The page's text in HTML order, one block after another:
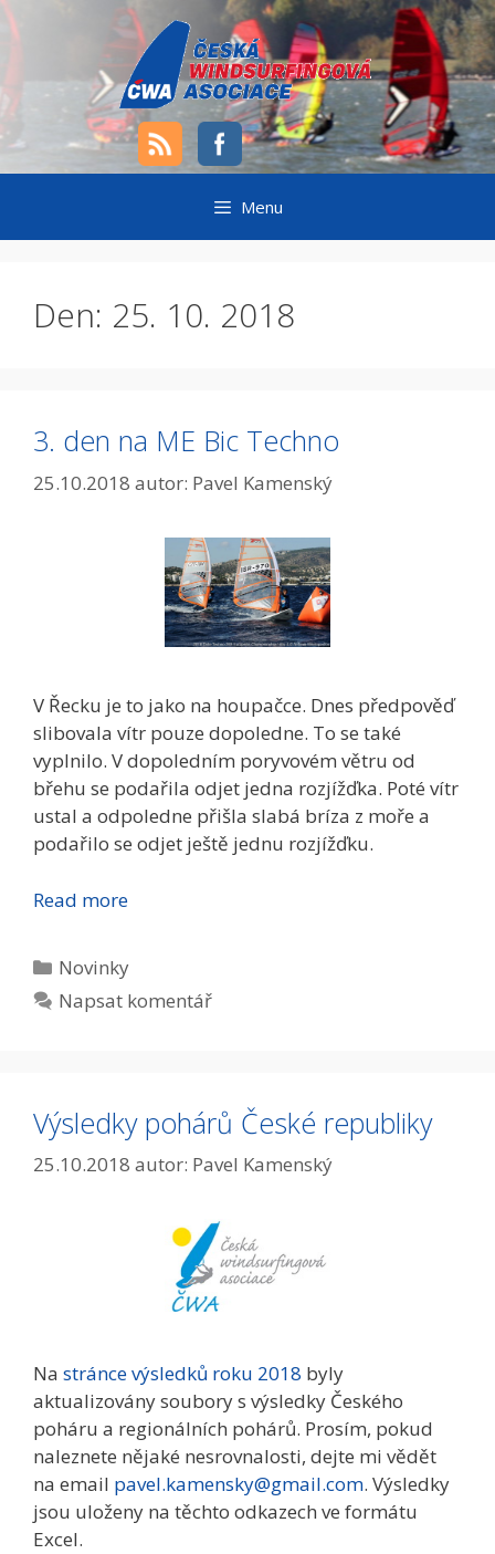
Přeskočit
na
Menu
Den: 25. 10. 2018
3. den na ME Bic Techno
25.10.2018 autor: Pavel Kamenský
V Řecku je to jako na houpačce. Dnes předpověď
slibovala vítr pouze dopoledne. To se také
vyplnilo. V dopoledním poryvovém větru od
břehu se podařila odjet jedna rozjížďka. Poté vítr
ustal a odpoledne přišla slabá bríza z moře a
podařilo se odjet ještě jednu rozjížďku.
Read more
Rubriky
Novinky
Napsat komentář
Výsledky pohárů České republiky
25.10.2018 autor: Pavel Kamenský
Na stránce výsledků roku 2018 byly
aktualizovány soubory s výsledky Českého
poháru a regionálních pohárů. Prosím, pokud
naleznete nějaké nesrovnalosti, dejte mi vědět
na email pavel.kamensky@gmail.com. Výsledky
jsou uloženy na těchto odkazech ve formátu
Excel.